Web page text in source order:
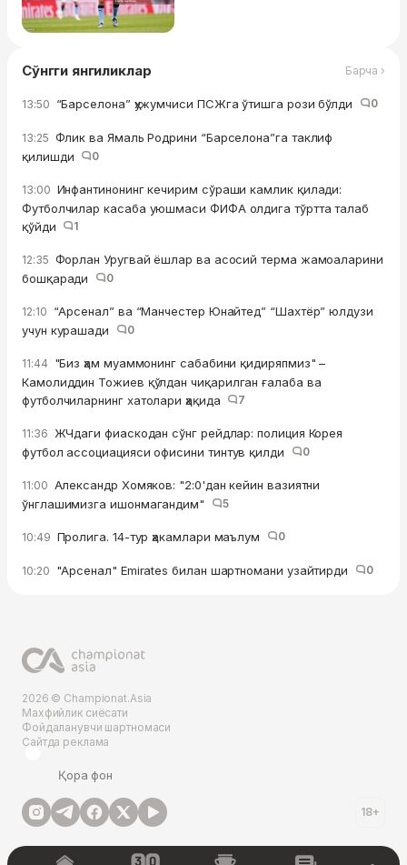
Сўнгги янгиликлар Барча ›
13:50 “Барселона” ҳужумчиси ПСЖга ўтишга рози бўлди 0
13:25 Флик ва Ямаль Родрини “Барселона”га таклиф
қилишди
0
13:00 Инфантинонинг кечирим сўраши камлик қилади:
Футболчилар касаба уюшмаси ФИФА олдига тўртта талаб
қўйди
1
12:35 Форлан Уругвай ёшлар ва асосий терма жамоаларини
бошқаради
0
12:10 “Арсенал” ва “Манчестер Юнайтед” “Шахтёр” юлдузи
учун курашади
0
11:44 "Биз ҳам муаммонинг сабабини қидиряпмиз" –
Камолиддин Тожиев қўлдан чиқарилган ғалаба ва
футболчиларнинг хатолари ҳақида
7
11:36 ЖЧдаги фиаскодан сўнг рейдлар: полиция Корея
футбол ассоциацияси офисини тинтув қилди
0
11:00 Александр Хомяков: "2:0'дан кейин вазиятни
ўнглашимизга ишонмагандим"
5
10:49 Пролига. 14-тур ҳакамлари маълум 0
10:20 "Арсенал" Emirates билан шартномани узайтирди 0
2026 © Championat.Asia
Махфийлик сиёсати
Фойдаланувчи шартномаси
Сайтда реклама
Қора фон
18+